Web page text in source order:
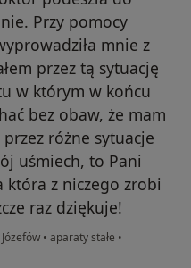
Przy pomocy
mnie z
przez tą sytuację
w którym w końcu
bez obaw, że mam
różne sytuacje
uśmiech, to Pani
z niczego zrobi
raz dziękuje!
• aparaty stałe •